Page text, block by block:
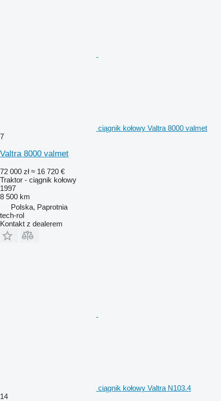
ciągnik kołowy Valtra 8000 valmet
7
Valtra 8000 valmet
72 000 zł ≈ 16 720 €
Traktor - ciągnik kołowy
1997
8 500 km
Polska, Paprotnia
tech-rol
Kontakt z dealerem
ciągnik kołowy Valtra N103.4
14